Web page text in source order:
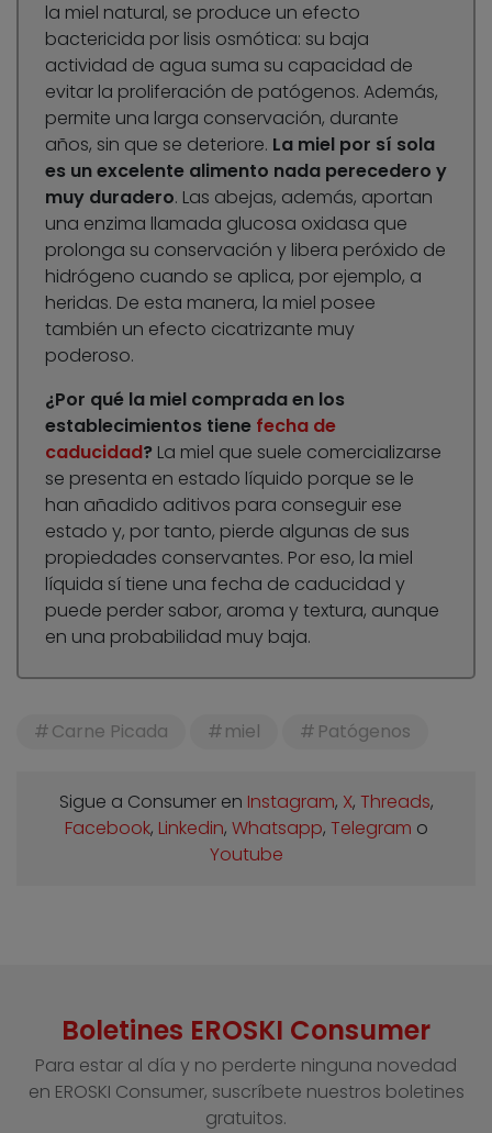
la miel natural, se produce un efecto
bactericida por lisis osmótica: su baja
actividad de agua suma su capacidad de
evitar la proliferación de patógenos. Además,
permite una larga conservación, durante
años, sin que se deteriore. La miel por sí sola
es un excelente alimento nada perecedero y
muy duradero. Las abejas, además, aportan
una enzima llamada glucosa oxidasa que
prolonga su conservación y libera peróxido de
hidrógeno cuando se aplica, por ejemplo, a
heridas. De esta manera, la miel posee
también un efecto cicatrizante muy
poderoso.
¿Por qué la miel comprada en los
establecimientos tiene fecha de
caducidad? La miel que suele comercializarse
se presenta en estado líquido porque se le
han añadido aditivos para conseguir ese
estado y, por tanto, pierde algunas de sus
propiedades conservantes. Por eso, la miel
líquida sí tiene una fecha de caducidad y
puede perder sabor, aroma y textura, aunque
en una probabilidad muy baja.
Carne Picada miel Patógenos
Sigue a Consumer en Instagram, X, Threads,
Facebook, Linkedin, Whatsapp, Telegram o
Youtube
Boletines EROSKI Consumer
Para estar al día y no perderte ninguna novedad
en EROSKI Consumer, suscríbete nuestros boletines
gratuitos.